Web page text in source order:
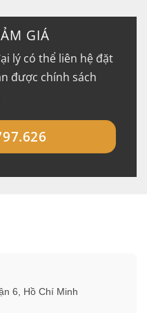
GIÁ
lý có thể liên hệ đặt
được chính sách
6, Hồ Chí Minh